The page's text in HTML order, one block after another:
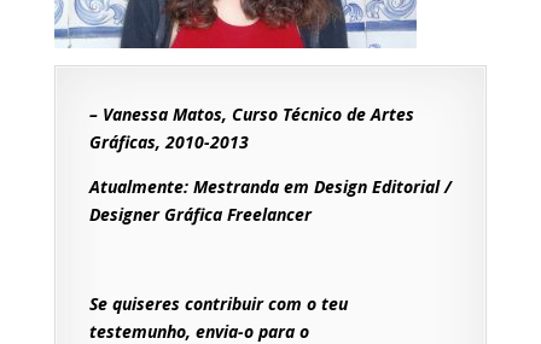
– Vanessa Matos, Curso Técnico de Artes
Gráficas, 2010-2013
Atualmente: Mestranda em Design Editorial /
Designer Gráfica Freelancer
Se quiseres contribuir com o teu
testemunho, envia-o para o